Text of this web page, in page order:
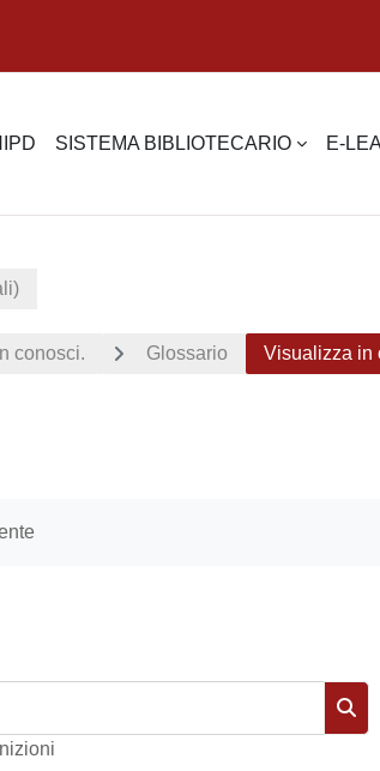
SISTEMA BIBLIOTECARIO E-
conosci. Glossario Visualizza in